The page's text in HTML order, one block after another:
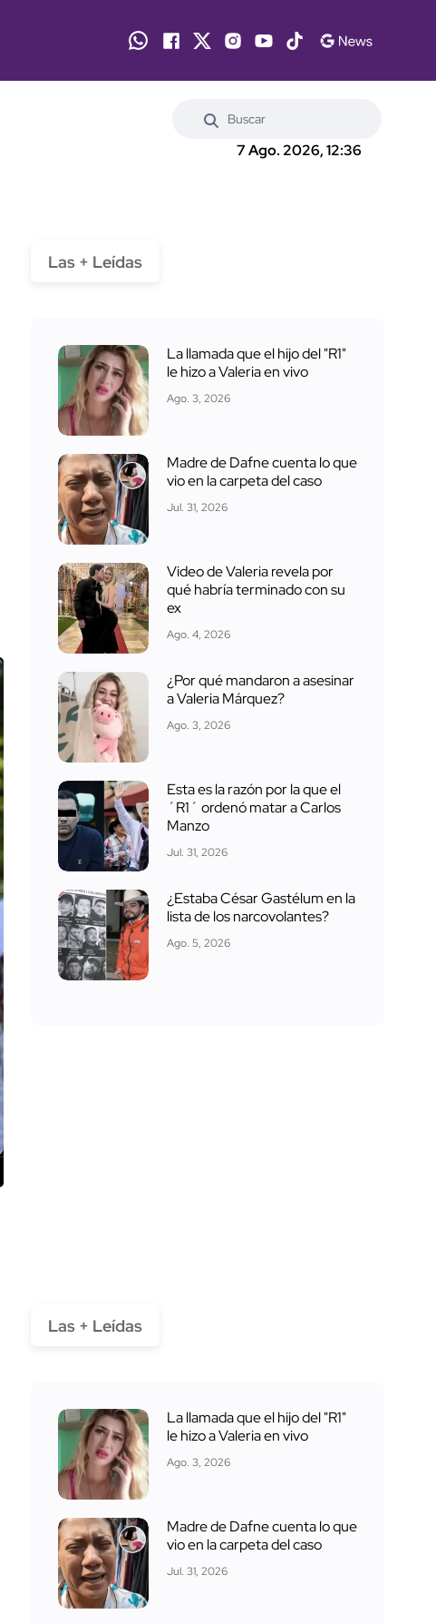
7 Ago. 2026, 12:36
Las + Leídas
La llamada que el hijo del "R1"
le hizo a Valeria en vivo
Ago. 3, 2026
Madre de Dafne cuenta lo que
vio en la carpeta del caso
Jul. 31, 2026
Video de Valeria revela por
qué habría terminado con su
ex
Ago. 4, 2026
¿Por qué mandaron a asesinar
a Valeria Márquez?
Ago. 3, 2026
Esta es la razón por la que el
´R1´ ordenó matar a Carlos
Manzo
Jul. 31, 2026
¿Estaba César Gastélum en la
lista de los narcovolantes?
Ago. 5, 2026
Las + Leídas
La llamada que el hijo del "R1"
le hizo a Valeria en vivo
Ago. 3, 2026
Madre de Dafne cuenta lo que
vio en la carpeta del caso
Jul. 31, 2026